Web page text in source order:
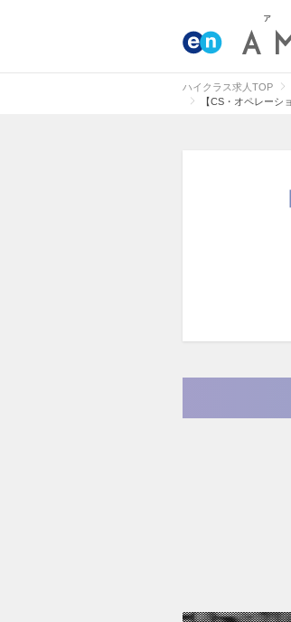
ハイクラス求人TOP
【CS・オペレー